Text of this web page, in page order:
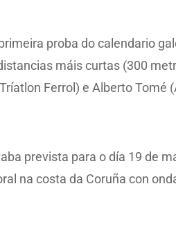
proba do calendario
máis curtas (300
Ferrol) e Alberto Tomé
prevista para o día 19 de
na costa da Coruña con